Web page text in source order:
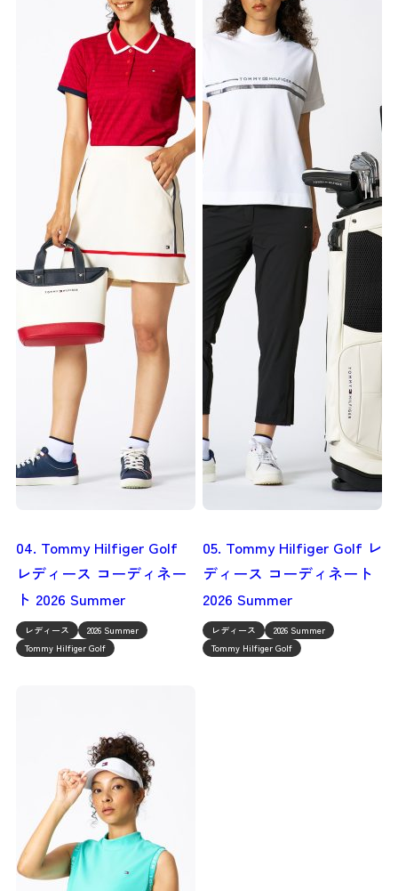
04. Tommy Hilfiger Golf
レディース コーディネー
ト 2026 Summer
レディース
2026 Summer
Tommy Hilfiger Golf
05. Tommy Hilfiger Golf レ
ディース コーディネート
2026 Summer
レディース
2026 Summer
Tommy Hilfiger Golf